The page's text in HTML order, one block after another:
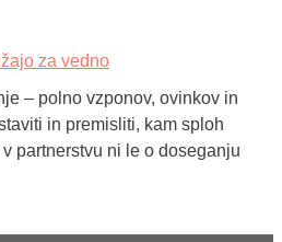
za vedno
– polno vzponov, ovinkov in
in premisliti, kam sploh
partnerstvu ni le o doseganju